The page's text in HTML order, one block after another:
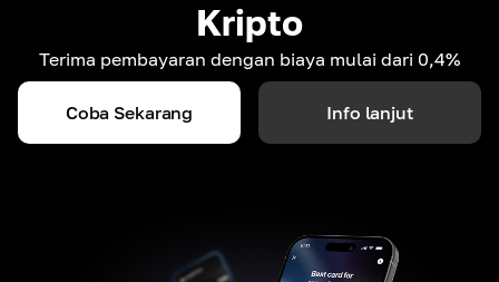
Kripto
Terima pembayaran dengan biaya mulai dari 0,4%
Coba Sekarang Info lanjut